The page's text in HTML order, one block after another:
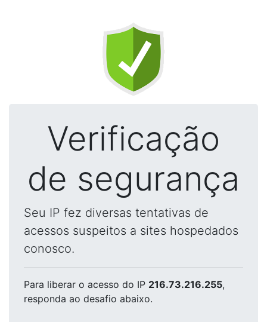
Verificação
de segurança
Seu IP fez diversas tentativas de
acessos suspeitos a sites hospedados
conosco.
Para liberar o acesso do IP 216.73.216.255,
responda ao desafio abaixo.